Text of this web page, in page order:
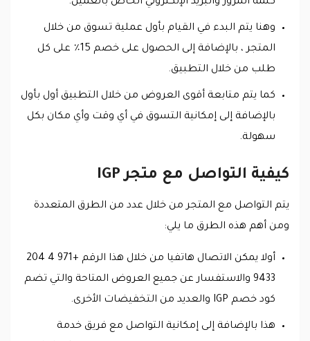
كلمة المرور والبريد الإلكتروني الخاص بالعميل.
وهنا يتم البدء في القيام بأول عملية تسوق من خلال
المتجر ، بالإضافة إلى الحصول على خصم 15٪ على كل
طلب من خلال التطبيق.
كما يتم متابعة أقوى العروض من خلال التطبيق أول بأول
بالإضافة إلى إمكانية التسوق في أي وقت وأي مكان بكل
سهولة.
كيفية التواصل مع متجر IGP
يتم التواصل مع المتجر من خلال عدد من الطرق المتعددة
ومن أهم هذه الطرق ما يلي:
أولا يمكن الاتصال هاتفيا من خلال هذا الرقم +971 4 204
9433 والاستفسار عن جميع العروض المتاحة والتي تضم
كود خصم IGP والعديد من التخفيضات الأخرى.
هذا بالإضافة إلى إمكانية التواصل مع فريق خدمة